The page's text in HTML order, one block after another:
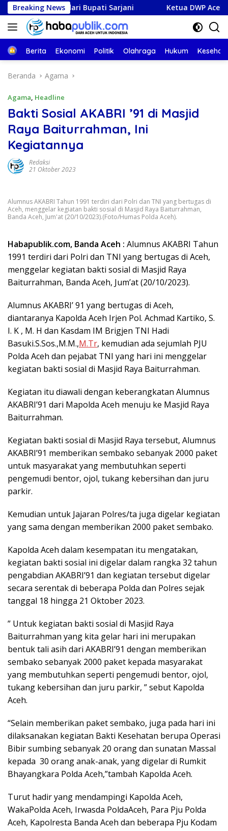
Langsung
ke
konten
Breaking News
Umrah dari Bupati Sarjani Ketua DWP Aceh
Beranda
Berita Ekonomi Politik Olahraga Hukum
Beranda Agama
Agama, Headline
Bakti Sosial AKABRI ’91 di Masjid
Raya Baiturrahman, Ini
Kegiatannya
Redaksi
21 Oktober 2023
Alumnus AKABRI Tahun 1991 terdiri dari Polri dan TNI yang bertugas di
Aceh, menggelar kegiatan bakti sosial di Masjid Raya Baiturrahman,
Banda Aceh, Jum'at (20/10/2023).(Foto/Humas Polda Aceh).
Habapublik.com, Banda Aceh : Alumnus AKABRI Tahun
1991 terdiri dari Polri dan TNI yang bertugas di Aceh,
menggelar kegiatan bakti sosial di Masjid Raya
Baiturrahman, Banda Aceh, Jum’at (20/10/2023).
Alumnus AKABRI’ 91 yang bertugas di Aceh,
diantaranya Kapolda Aceh Irjen Pol. Achmad Kartiko, S.
I. K , M. H dan Kasdam IM Brigjen TNI Hadi
Basuki.S.Sos.,M.M.,M.Tr, kemudian ada sejumlah PJU
Polda Aceh dan pejabat TNI yang hari ini menggelar
kegiatan bakti sosial di Masjid Raya Baiturrahman.
Kegiatan itu diawali dengan keberangkatan Alumnus
AKABRI’91 dari Mapolda Aceh menuju ke Masjid Raya
Baiturrahman.
Kegiatan bakti sosial di Masjid Raya tersebut, Alumnus
AKABRI’91 memberikan sembako sebanyak 2000 paket
untuk masyarakat yang membutuhkan seperti
pengemudi bentor, ojol, tukang kebersihan dan juru
parkir.
Kemudian untuk Jajaran Polres/ta juga digelar kegiatan
yang sama dengan memberikan 2000 paket sembako.
Kapolda Aceh dalam kesempatan itu mengatakan,
kegiatan bakti sosial ini digelar dalam rangka 32 tahun
pengabdian AKABRI’91 dan kegiatan tersebut digelar
secara serentak di beberapa Polda dan Polres sejak
tanggal 18 hingga 21 Oktober 2023.
” Untuk kegiatan bakti sosial di Masjid Raya
Baiturrahman yang kita gelar hari ini merupakan
bentuk tali asih dari AKABRI’91 dengan memberikan
sembako sebanyak 2000 paket kepada masyarakat
yang membutuhkan seperti pengemudi bentor, ojol,
tukang kebersihan dan juru parkir, ” sebut Kapolda
Aceh.
“Selain memberikan paket sembako, juga pada hari ini
dilaksanakan kegiatan Bakti Kesehatan berupa Operasi
Bibir sumbing sebanyak 20 orang dan sunatan Massal
kepada 30 orang anak-anak, yang digelar di Rumkit
Bhayangkara Polda Aceh,”tambah Kapolda Aceh.
Turut hadir yang mendampingi Kapolda Aceh,
WakaPolda Aceh, Irwasda PoldaAceh, Para Pju Polda
Aceh, Kapolresta Banda Aceh dan beberapa Pju Kodam